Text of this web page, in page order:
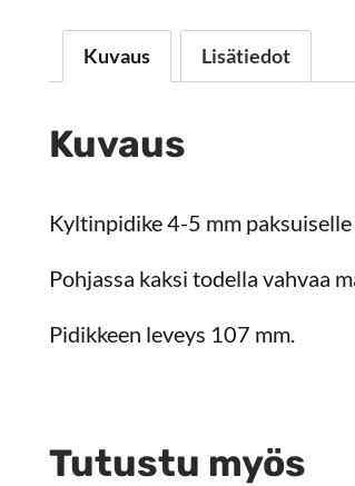
Kuvaus Lisätiedot
Kuvaus
Kyltinpidike 4-5 mm
Pohjassa kaksi todella vahvaa
Pidikkeen leveys 107 mm.
Tutustu myös